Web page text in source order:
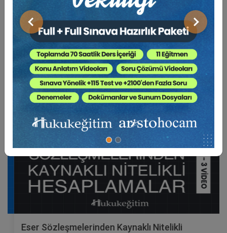
Önceki Sonraki
BENZER VIDEO EĞITIMLER
Video Eğitim Abonesi Ol: Sadece 5490 TL / Yıllık
Hukuk Eğitim
Eser Sözleşmelerinden Kaynaklı Nitelikli